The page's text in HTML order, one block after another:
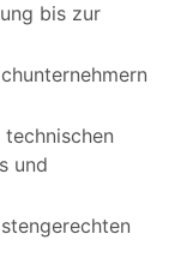
bis zur
und